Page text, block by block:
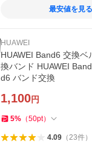
最安値を見る
HUAWEI
HUAWEI Band6 交換
換バンド HUAWEI
d6 バンド交換
1,100円
5% （50pt）
4.09（23件）